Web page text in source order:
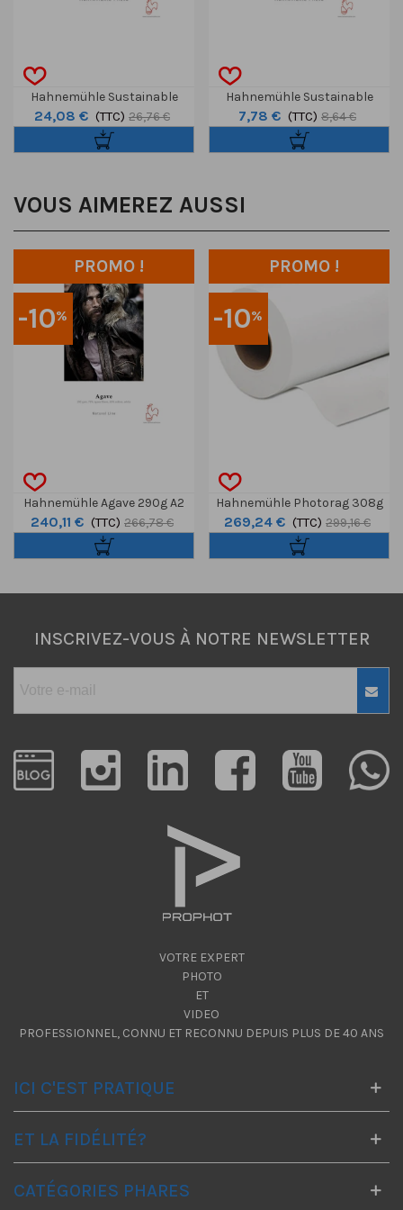
Hahnemühle Sustainable
Photo Satin 220g A4 25f
24,08 € (TTC) 26,76 €
Hahnemühle Sustainable
Photo Satin 220g A4 Pochette
Test 3f
7,78 € (TTC) 8,64 €
VOUS AIMEREZ AUSSI
-10%
PROMO !
Hahnemühle Agave 290g A2
25F
240,11 € (TTC) 266,78 €
-10%
PROMO !
Hahnemühle Photorag 308g
Rlx 24" 12m
269,24 € (TTC) 299,16 €
INSCRIVEZ-VOUS À NOTRE NEWSLETTER
VOTRE EXPERT
PHOTO
ET
VIDEO
PROFESSIONNEL, CONNU ET RECONNU DEPUIS PLUS DE 40 ANS
ICI C'EST PRATIQUE
ET LA FIDÉLITÉ?
CATÉGORIES PHARES